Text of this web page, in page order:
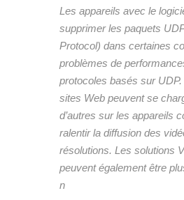
Les appareils avec le
supprimer les paquets
Protocol) dans certaines
problèmes de
protocoles basés sur
sites Web peuvent se
d’autres sur les appareils
ralentir la diffusion des
résolutions. Les solutions
peuvent également être
n